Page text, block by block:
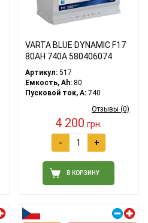
VARTA BLUE DYNAMIC F17
80АH 740A 580406074
Артикул:517
Емкость, Ah:80
Пусковой ток, A:740
Отзывы (0)
4 200 грн.
- +
В КОРЗИНУ